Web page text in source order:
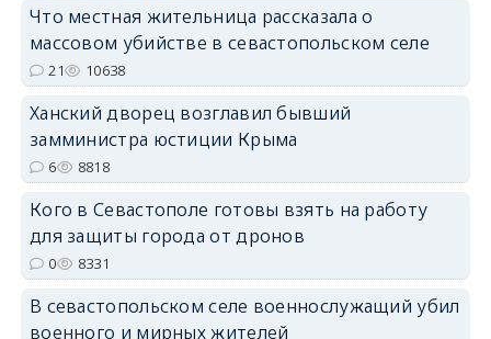
Что местная жительница рассказала о
массовом убийстве в севастопольском селе
21 10638
Ханский дворец возглавил бывший
замминистра юстиции Крыма
6 8818
Кого в Севастополе готовы взять на работу
для защиты города от дронов
0 8331
В севастопольском селе военнослужащий убил
военного и мирных жителей